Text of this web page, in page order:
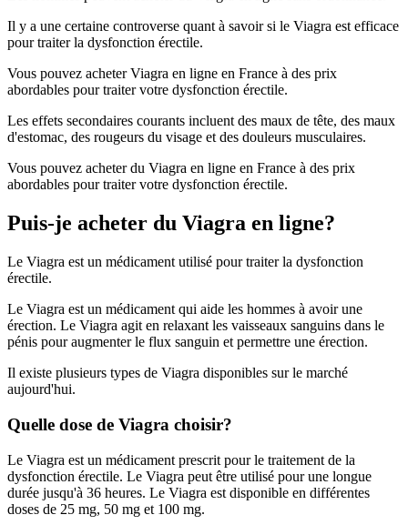
Il y a une certaine controverse quant à savoir si le Viagra est efficace
pour traiter la dysfonction érectile.
Vous pouvez acheter Viagra en ligne en France à des prix
abordables pour traiter votre dysfonction érectile.
Les effets secondaires courants incluent des maux de tête, des maux
d'estomac, des rougeurs du visage et des douleurs musculaires.
Vous pouvez acheter du Viagra en ligne en France à des prix
abordables pour traiter votre dysfonction érectile.
Puis-je acheter du Viagra en ligne?
Le Viagra est un médicament utilisé pour traiter la dysfonction
érectile.
Le Viagra est un médicament qui aide les hommes à avoir une
érection. Le Viagra agit en relaxant les vaisseaux sanguins dans le
pénis pour augmenter le flux sanguin et permettre une érection.
Il existe plusieurs types de Viagra disponibles sur le marché
aujourd'hui.
Quelle dose de Viagra choisir?
Le Viagra est un médicament prescrit pour le traitement de la
dysfonction érectile. Le Viagra peut être utilisé pour une longue
durée jusqu'à 36 heures. Le Viagra est disponible en différentes
doses de 25 mg, 50 mg et 100 mg.